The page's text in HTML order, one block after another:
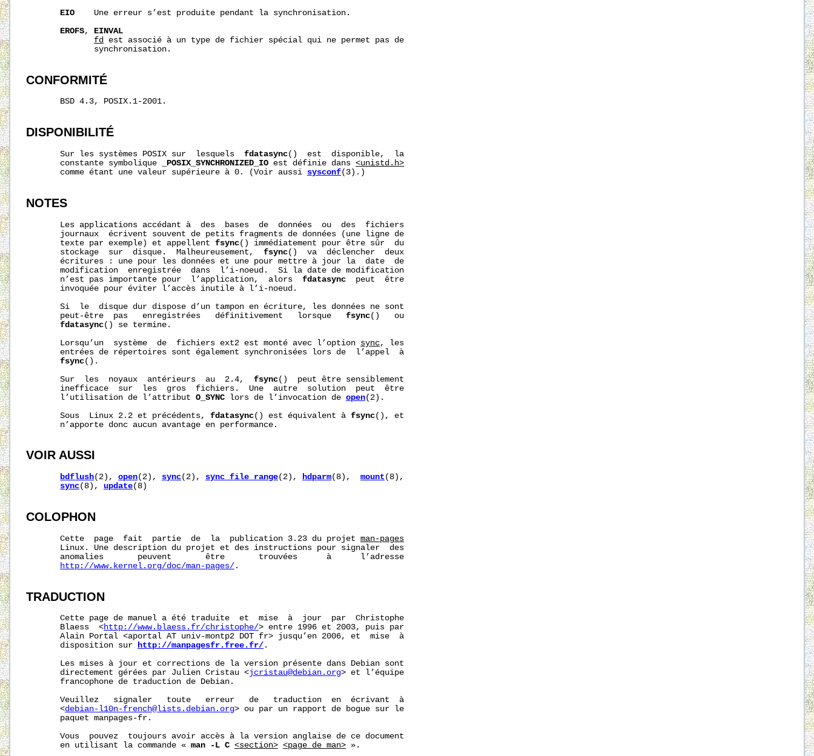
EIO
    Une erreur s’est produite pendant la synchronisation.
EROFS,
EINVAL
fd
est associé à un type de fichier spécial qui ne permet pas de
              synchronisation.
CONFORMITÉ
       BSD 4.3, POSIX.1-2001.
DISPONIBILITÉ
       Sur les systèmes POSIX sur  lesquels
fdatasync()  est  disponible,  la
       constante symbolique
_POSIX_SYNCHRONIZED_IO est définie dans <unistd.h>
       comme étant une valeur supérieure à 0. (Voir aussi
sysconf(3).)
NOTES
       Les applications accédant à  des  bases  de  données  ou  des  fichiers
       journaux  écrivent souvent de petits fragments de données (une ligne de
       texte par exemple) et appellent
fsync() immédiatement pour être sûr  du
       stockage  sur  disque.  Malheureusement,
fsync()  va  déclencher  deux
       écritures : une pour les données et une pour mettre à jour la  date  de
       modification  enregistrée  dans  l’i-noeud.  Si la date de modification
       n’est pas importante pour  l’application,  alors
fdatasync
  peut  être
       invoquée pour éviter l’accès inutile à l’i-noeud.
       Si  le  disque dur dispose d’un tampon en écriture, les données ne sont
       peut‐être  pas   enregistrées   définitivement   lorsque
fsync()   ou
fdatasync() se termine.
       Lorsqu’un  système  de  fichiers ext2 est monté avec l’option
sync, les
       entrées de répertoires sont également synchronisées lors de  l’appel  à
fsync().
       Sur  les  noyaux  antérieurs  au  2.4,
fsync()  peut être sensiblement
       inefficace  sur  les  gros  fichiers.  Une  autre  solution  peut  être
       l’utilisation de l’attribut
O_SYNC lors de l’invocation de open(2).
       Sous  Linux 2.2 et précédents,
fdatasync() est équivalent à fsync(), et
       n’apporte donc aucun avantage en performance.
VOIR AUSSI
bdflush(2), open(2), sync(2), sync_file_range(2), hdparm(8), mount (8),
sync(8), update(8)
COLOPHON
       Cette  page  fait  partie  de  la  publication 3.23 du projet
man-pages
       Linux. Une description du projet et des instructions pour signaler  des
       anomalies       peuvent       être       trouvées      à      l’adresse
http://www.kernel.org/doc/man-pages/ .
TRADUCTION
       Cette page de manuel a été traduite  et  mise  à  jour  par  Christophe
       Blaess  <
http://www.blaess.fr/christophe/> entre 1996 et 2003, puis par
       Alain Portal <aportal AT univ-montp2 DOT fr> jusqu’en 2006, et  mise  à
       disposition sur
http://manpagesfr.free.fr/ .
       Les mises à jour et corrections de la version présente dans Debian sont
       directement gérées par Julien Cristau <
jcristau@debian.org> et l’équipe
       francophone de traduction de Debian.
       Veuillez   signaler   toute   erreur   de   traduction  en  écrivant  à
       <
debian-l10n-french@lists.debian.org> ou par un rapport de bogue sur le
       paquet manpages-fr.
       Vous  pouvez  toujours avoir accès à la version anglaise de ce document
       en utilisant la commande «
man -L C <section> <page_de_man>